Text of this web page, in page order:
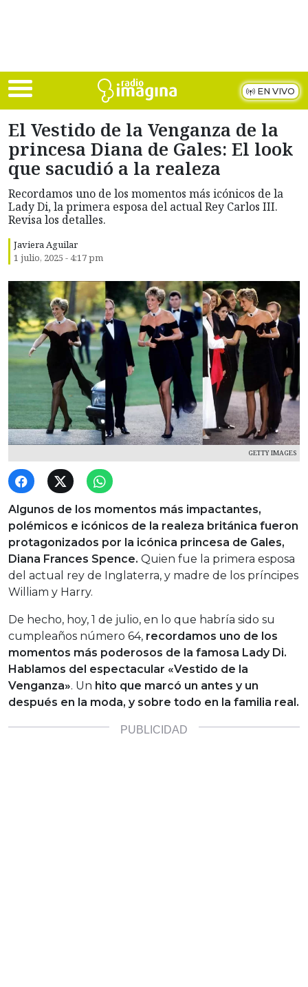
EN VIVO
El Vestido de la Venganza de la
princesa Diana de Gales: El look
que sacudió a la realeza
Recordamos uno de los momentos más icónicos de la
Lady Di, la primera esposa del actual Rey Carlos III.
Revisa los detalles.
Javiera Aguilar
1 julio, 2025 - 4:17 pm
GETTY IMAGES
Algunos de los momentos más impactantes,
polémicos e icónicos de la realeza británica fueron
protagonizados por la icónica princesa de Gales,
Diana Frances Spence. Quien fue la primera esposa
del actual rey de Inglaterra, y madre de los príncipes
William y Harry.
De hecho, hoy, 1 de julio, en lo que habría sido su
cumpleaños número 64, recordamos uno de los
momentos más poderosos de la famosa Lady Di.
Hablamos del espectacular «Vestido de la
Venganza». Un hito que marcó un antes y un
después en la moda, y sobre todo en la familia real.